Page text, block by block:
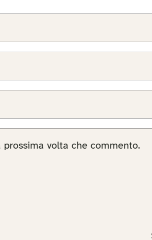
volta che commento.